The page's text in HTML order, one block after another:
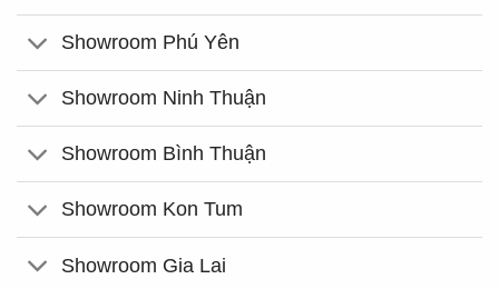
Showroom Phú Yên
Showroom Ninh Thuận
Showroom Bình Thuận
Showroom Kon Tum
Showroom Gia Lai